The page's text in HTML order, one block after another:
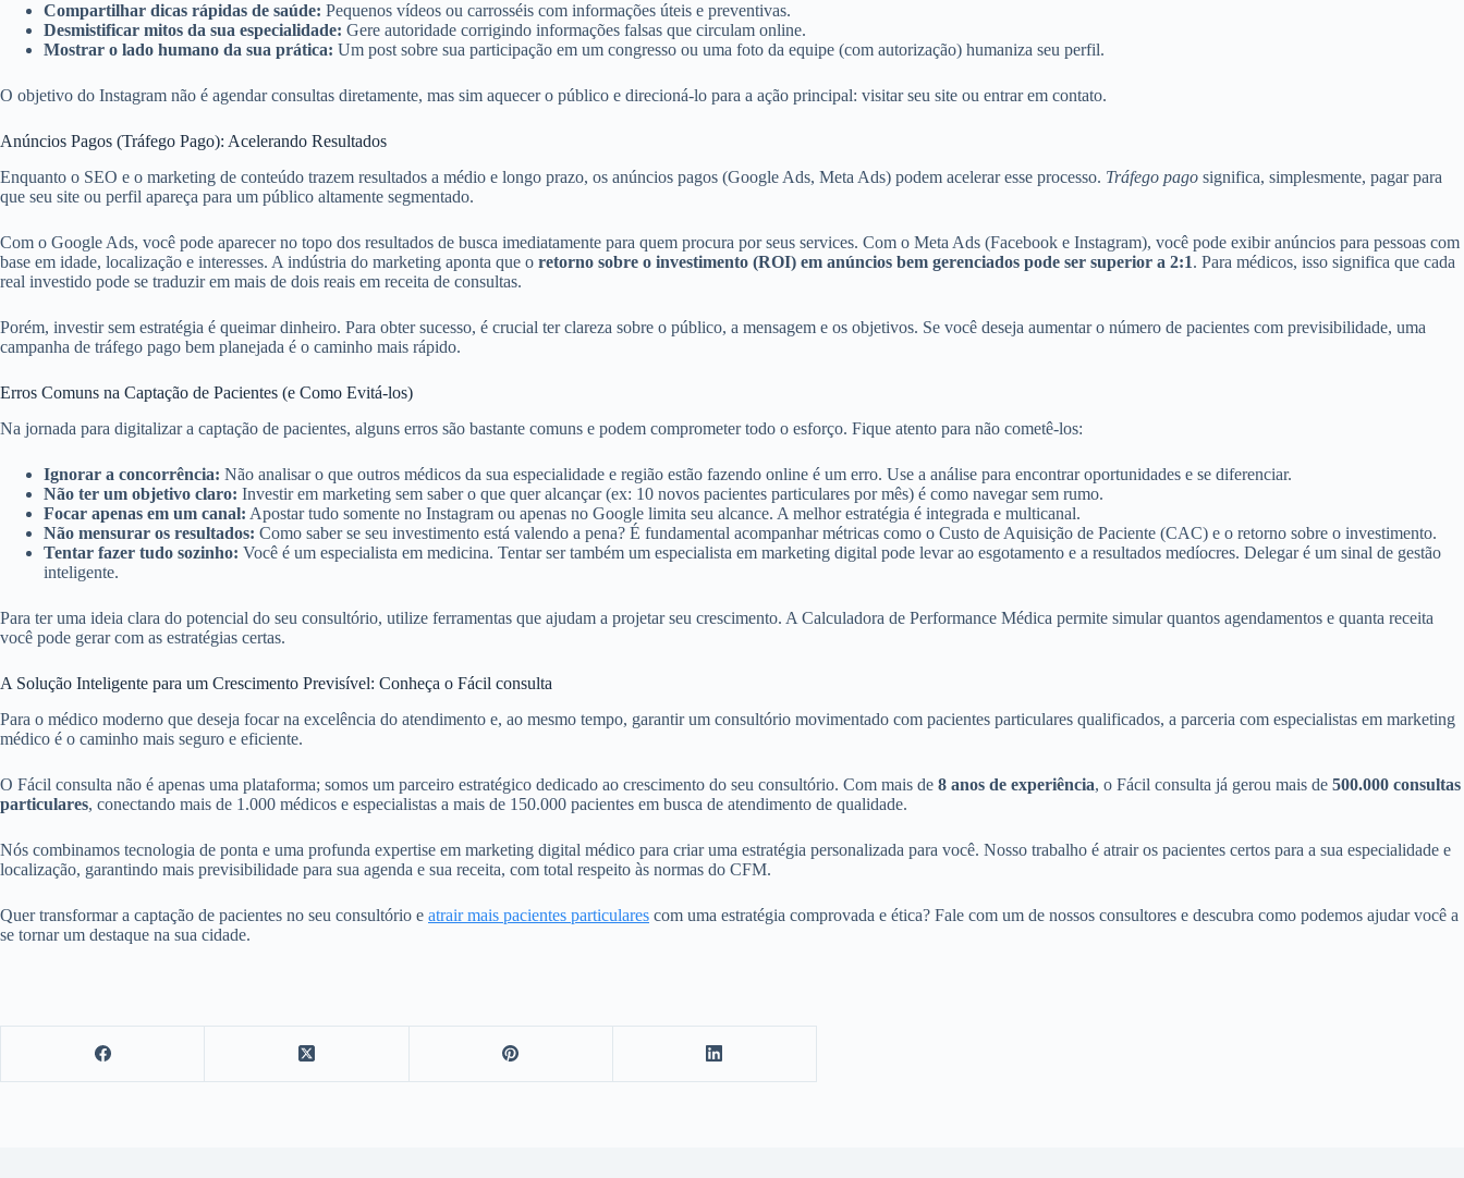
Compartilhar dicas rápidas de saúde: Pequenos vídeos ou carrosséis com informações úteis e preventivas.
Desmistificar mitos da sua especialidade: Gere autoridade corrigindo informações falsas que circulam online.
Mostrar o lado humano da sua prática: Um post sobre sua participação em um congresso ou uma foto da equipe (com autorização) humaniza seu perfil.
O objetivo do Instagram não é agendar consultas diretamente, mas sim aquecer o público e direcioná-lo para a ação principal: visitar seu site ou entrar em contato.
Anúncios Pagos (Tráfego Pago): Acelerando Resultados
Enquanto o SEO e o marketing de conteúdo trazem resultados a médio e longo prazo, os anúncios pagos (Google Ads, Meta Ads) podem acelerar esse processo. Tráfego pago significa, simplesmente, pagar para
que seu site ou perfil apareça para um público altamente segmentado.
Com o Google Ads, você pode aparecer no topo dos resultados de busca imediatamente para quem procura por seus services. Com o Meta Ads (Facebook e Instagram), você pode exibir anúncios para pessoas com
base em idade, localização e interesses. A indústria do marketing aponta que o retorno sobre o investimento (ROI) em anúncios bem gerenciados pode ser superior a 2:1. Para médicos, isso significa que cada
real investido pode se traduzir em mais de dois reais em receita de consultas.
Porém, investir sem estratégia é queimar dinheiro. Para obter sucesso, é crucial ter clareza sobre o público, a mensagem e os objetivos. Se você deseja aumentar o número de pacientes com previsibilidade, uma
campanha de tráfego pago bem planejada é o caminho mais rápido.
Erros Comuns na Captação de Pacientes (e Como Evitá-los)
Na jornada para digitalizar a captação de pacientes, alguns erros são bastante comuns e podem comprometer todo o esforço. Fique atento para não cometê-los:
Ignorar a concorrência: Não analisar o que outros médicos da sua especialidade e região estão fazendo online é um erro. Use a análise para encontrar oportunidades e se diferenciar.
Não ter um objetivo claro: Investir em marketing sem saber o que quer alcançar (ex: 10 novos pacientes particulares por mês) é como navegar sem rumo.
Focar apenas em um canal: Apostar tudo somente no Instagram ou apenas no Google limita seu alcance. A melhor estratégia é integrada e multicanal.
Não mensurar os resultados: Como saber se seu investimento está valendo a pena? É fundamental acompanhar métricas como o Custo de Aquisição de Paciente (CAC) e o retorno sobre o investimento.
Tentar fazer tudo sozinho: Você é um especialista em medicina. Tentar ser também um especialista em marketing digital pode levar ao esgotamento e a resultados medíocres. Delegar é um sinal de gestão
inteligente.
Para ter uma ideia clara do potencial do seu consultório, utilize ferramentas que ajudam a projetar seu crescimento. A Calculadora de Performance Médica permite simular quantos agendamentos e quanta receita
você pode gerar com as estratégias certas.
A Solução Inteligente para um Crescimento Previsível: Conheça o Fácil consulta
Para o médico moderno que deseja focar na excelência do atendimento e, ao mesmo tempo, garantir um consultório movimentado com pacientes particulares qualificados, a parceria com especialistas em marketing
médico é o caminho mais seguro e eficiente.
O Fácil consulta não é apenas uma plataforma; somos um parceiro estratégico dedicado ao crescimento do seu consultório. Com mais de 8 anos de experiência, o Fácil consulta já gerou mais de 500.000 consultas
particulares, conectando mais de 1.000 médicos e especialistas a mais de 150.000 pacientes em busca de atendimento de qualidade.
Nós combinamos tecnologia de ponta e uma profunda expertise em marketing digital médico para criar uma estratégia personalizada para você. Nosso trabalho é atrair os pacientes certos para a sua especialidade e
localização, garantindo mais previsibilidade para sua agenda e sua receita, com total respeito às normas do CFM.
Quer transformar a captação de pacientes no seu consultório e atrair mais pacientes particulares com uma estratégia comprovada e ética? Fale com um de nossos consultores e descubra como podemos ajudar você a
se tornar um destaque na sua cidade.